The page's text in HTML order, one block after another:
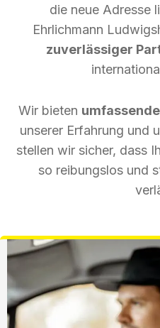
die neue Adresse
Ehrlichmann
zuverlässiger
Wir bieten
unserer Erfahrung und
stellen wir sicher, dass
so reibungslos und